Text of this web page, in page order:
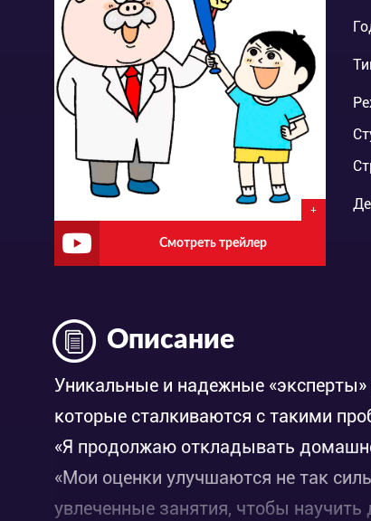
+
Смотреть трейлер
Описание
Уникальные и надежные
которые сталкиваются с такими
«Я продолжаю откладывать
«Мои оценки улучшаются не так
увлеченные занятия, чтобы